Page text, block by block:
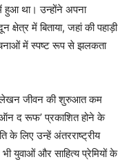
था। उन्होंने अपना
में बिताया, जहां की पहाड़ी
में स्पष्ट रूप से झलकता
लेखन जीवन की शुरुआत कम
द रूफ’ प्रकाशित होने के
के लिए उन्हें अंतरराष्ट्रीय
युवाओं और साहित्य प्रेमियों के